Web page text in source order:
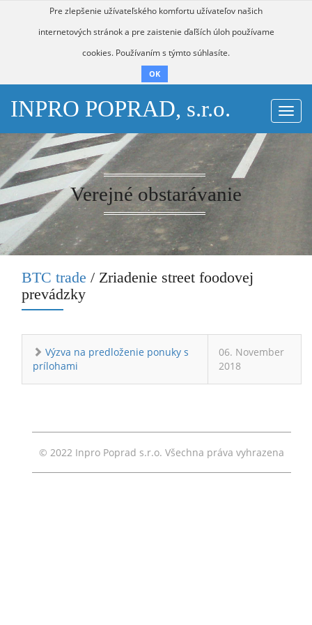
Pre zlepšenie užívateľského komfortu užívateľov našich
internetových stránok a pre zaistenie ďaľších úloh používame
cookies. Používaním s týmto súhlasíte.
OK
INPRO POPRAD, s.r.o.
Verejné obstarávanie
BTC trade / Zriadenie street foodovej
prevádzky
Výzva na predloženie ponuky s
prílohami
06. November
2018
© 2022 Inpro Poprad s.r.o. Všechna práva vyhrazena